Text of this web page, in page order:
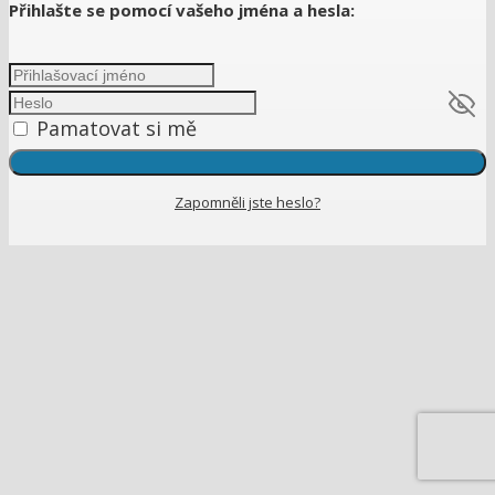
Přihlašte se pomocí vašeho jména a hesla:
Pamatovat si mě
Zapomněli jste heslo?